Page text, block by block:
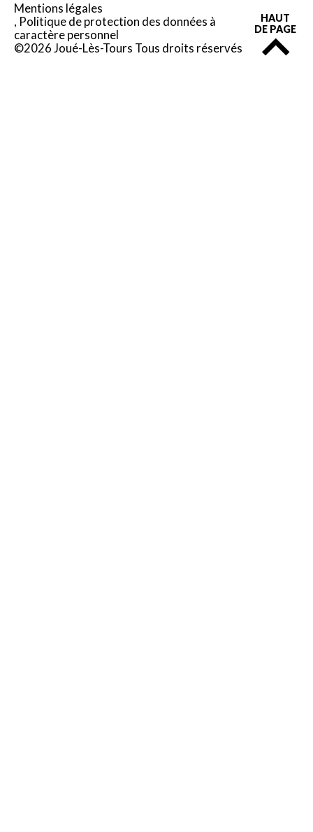
Mentions légales
Politique de protection des données à
caractère personnel
©2026 Joué-Lès-Tours Tous droits réservés
HAUT
DE PAGE